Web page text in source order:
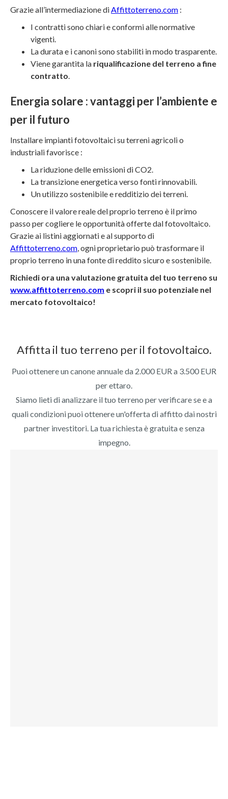
Grazie all’intermediazione diAffittoterreno.com :
I contratti sono chiari e conformi alle normative
vigenti.
La durata e i canoni sono stabiliti in modo trasparente.
Viene garantita la riqualificazione del terreno a fine
contratto.
Energia solare : vantaggi per l’ambiente e
per il futuro
Installare impianti fotovoltaici su terreni agricoli o
industriali favorisce :
La riduzione delle emissioni di CO2.
La transizione energetica verso fonti rinnovabili.
Un utilizzo sostenibile e redditizio dei terreni.
Conoscere il valore reale del proprio terreno è il primo
passo per cogliere le opportunità offerte dal fotovoltaico.
Grazie ai listini aggiornati e al supporto di
Affittoterreno.com, ogni proprietario può trasformare il
proprio terreno in una fonte di reddito sicuro e sostenibile.
Richiedi ora una valutazione gratuita del tuo terreno su
www.affittoterreno.com e scopri il suo potenziale nel
mercato fotovoltaico!
Affitta il tuo terreno per il fotovoltaico.
Puoi ottenere un canone annuale da 2.000 EUR a 3.500 EUR
per ettaro.
Siamo lieti di analizzare il tuo terreno per verificare se e a
quali condizioni puoi ottenere un'offerta di affitto dai nostri
partner investitori. La tua richiesta è gratuita e senza
impegno.